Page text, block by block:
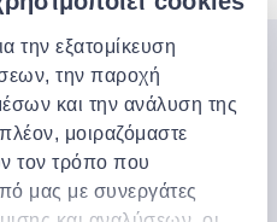
την εξατομίκευση
την παροχή
και την ανάλυση της
μοιραζόμαστε
τον τρόπο που
μας με συνεργάτες
της
πρόσβαση σε
προϊόντα και τα